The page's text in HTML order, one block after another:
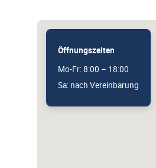
Öffnungszeiten
Mo-Fr: 8:00 – 18:00
Sa: nach Vereinbarung